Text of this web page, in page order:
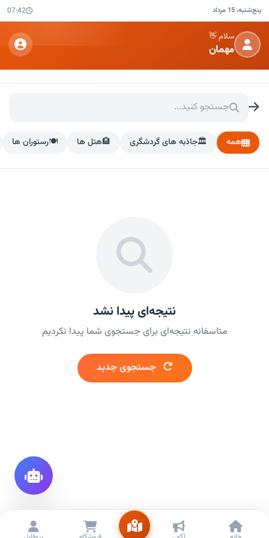
پنج‌شنبه، 15 مرداد 07:42
سلام 👋
مهمان
همه 🏛️جاذبه های گردشگری 🏨هتل ها 🍽️رستوران ها
نتیجه‌ای پیدا نشد
متاسفانه نتیجه‌ای برای جستجوی شما پیدا نکردیم
جستجوی جدید